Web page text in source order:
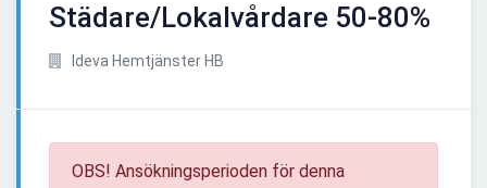
Städare/Lokalvårdare 50-80%
Ideva Hemtjänster HB
OBS! Ansökningsperioden för denna